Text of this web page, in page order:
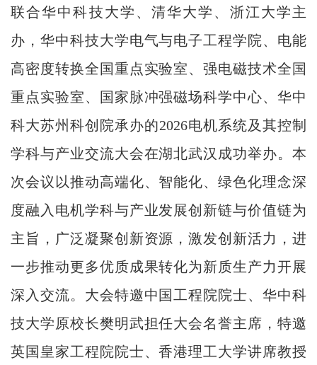
a
i
o
n
联合华中科技大学、清华大学、浙江大学主
办，华中科技大学电气与电子工程学院、电能
高密度转换全国重点实验室、强电磁技术全国
重点实验室、国家脉冲强磁场科学中心、华中
科大苏州科创院承办的2026电机系统及其控制
学科与产业交流大会在湖北武汉成功举办。本
次会议以推动高端化、智能化、绿色化理念深
度融入电机学科与产业发展创新链与价值链为
主旨，广泛凝聚创新资源，激发创新活力，进
一步推动更多优质成果转化为新质生产力开展
深入交流。大会特邀中国工程院院士、华中科
技大学原校长樊明武担任大会名誉主席，特邀
英国皇家工程院院士、香港理工大学讲席教授